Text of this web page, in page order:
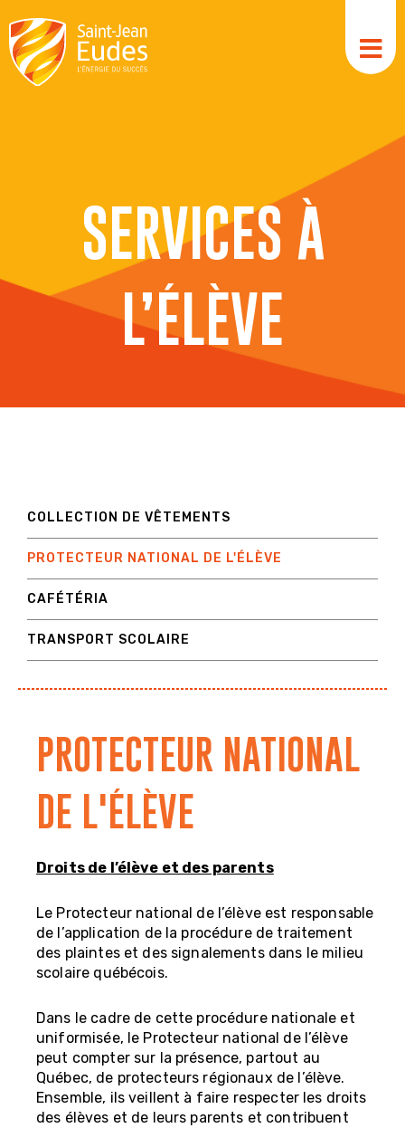
au
contenu
SERVICES À
L’ÉLÈVE
COLLECTION DE VÊTEMENTS
PROTECTEUR NATIONAL DE L'ÉLÈVE
CAFÉTÉRIA
TRANSPORT SCOLAIRE
PROTECTEUR NATIONAL
DE L'ÉLÈVE
Droits de l’élève et des parents
Le Protecteur national de l’élève est responsable
de l’application de la procédure de traitement
des plaintes et des signalements dans le milieu
scolaire québécois.
Dans le cadre de cette procédure nationale et
uniformisée, le Protecteur national de l’élève
peut compter sur la présence, partout au
Québec, de protecteurs régionaux de l’élève.
Ensemble, ils veillent à faire respecter les droits
des élèves et de leurs parents et contribuent